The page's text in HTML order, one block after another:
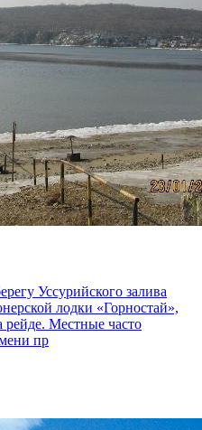
Уссурийского залива
лодки «Горностай»,
рейде. Местные часто
пр